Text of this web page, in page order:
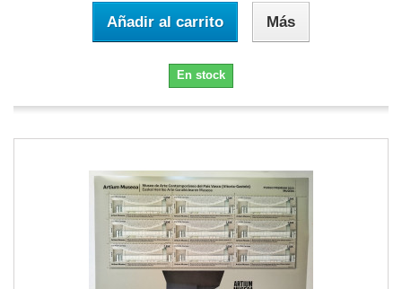
Añadir al carrito Más
En stock